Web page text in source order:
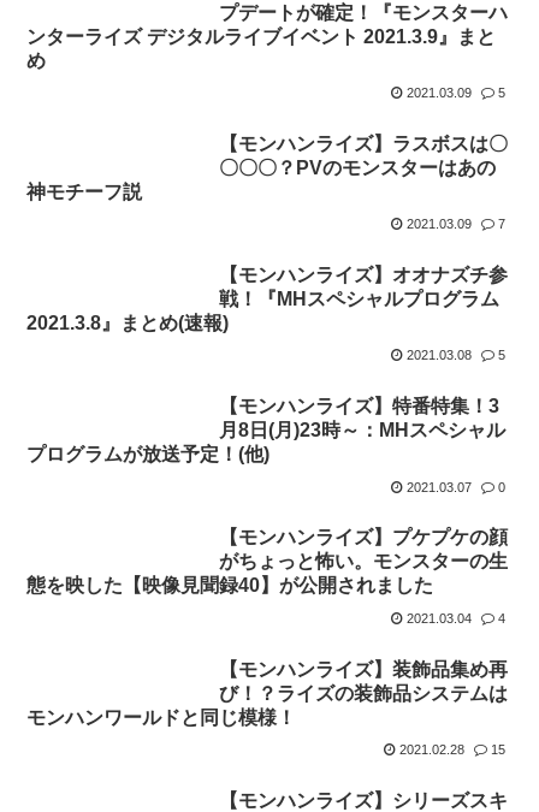
プデートが確定！『モンスターハ
ンターライズ デジタルライブイベント 2021.3.9』まと
め
2021.03.09 5
【モンハンライズ】ラスボスは〇
〇〇〇？PVのモンスターはあの
神モチーフ説
2021.03.09 7
【モンハンライズ】オオナズチ参
戦！『MHスペシャルプログラム
2021.3.8』まとめ(速報)
2021.03.08 5
【モンハンライズ】特番特集！3
月8日(月)23時～：MHスペシャル
プログラムが放送予定！(他)
2021.03.07 0
【モンハンライズ】プケプケの顔
がちょっと怖い。モンスターの生
態を映した【映像見聞録40】が公開されました
2021.03.04 4
【モンハンライズ】装飾品集め再
び！？ライズの装飾品システムは
モンハンワールドと同じ模様！
2021.02.28 15
【モンハンライズ】シリーズスキ